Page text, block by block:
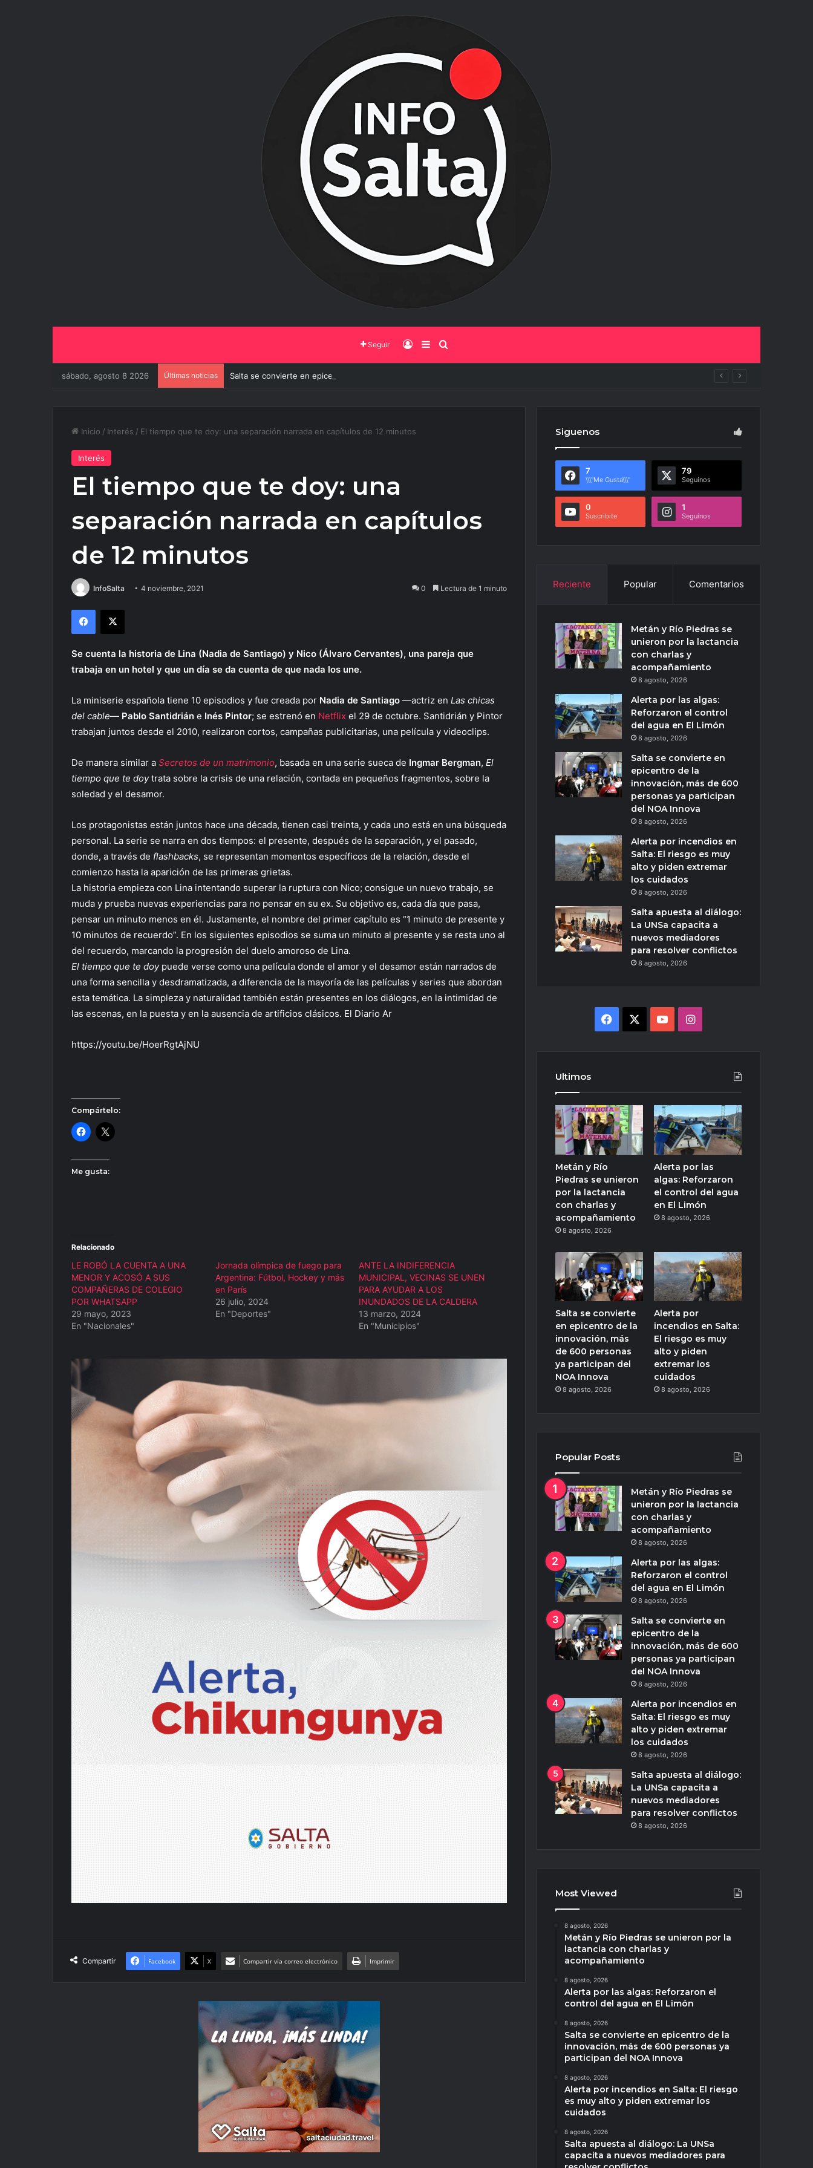
Seguir Iniciar Sesión
Barra Lateral
sábado, agosto 8 2026 Últimas noticias Salta se convierte en epicentro de la innovación, más de 600 personas ya participan del NOA Innova
Inicio / Interés / El tiempo que te doy: una separación narrada en capítulos de 12 minutos
Interés
El tiempo que te doy: una
separación narrada en capítulos
de 12 minutos
InfoSalta 4 noviembre, 2021 0 Lectura de 1 minuto
Facebook
X
Se cuenta la historia de Lina (Nadia de Santiago) y Nico (Álvaro Cervantes), una pareja que
trabaja en un hotel y que un día se da cuenta de que nada los une.
La miniserie española tiene 10 episodios y fue creada por Nadia de Santiago —actriz en Las chicas
del cable— Pablo Santidrián e Inés Pintor; se estrenó en Netflix el 29 de octubre. Santidrián y Pintor
trabajan juntos desde el 2010, realizaron cortos, campañas publicitarias, una película y videoclips.
De manera similar a Secretos de un matrimonio, basada en una serie sueca de Ingmar Bergman, El
tiempo que te doytrata sobre la crisis de una relación, contada en pequeños fragmentos, sobre la
soledad y el desamor.
Los protagonistas están juntos hace una década, tienen casi treinta, y cada uno está en una búsqueda
personal. La serie se narra en dos tiempos: el presente, después de la separación, y el pasado,
donde, a través de flashbacks, se representan momentos específicos de la relación, desde el
comienzo hasta la aparición de las primeras grietas.
La historia empieza con Lina intentando superar la ruptura con Nico; consigue un nuevo trabajo, se
muda y prueba nuevas experiencias para no pensar en su ex. Su objetivo es, cada día que pasa,
pensar un minuto menos en él. Justamente, el nombre del primer capítulo es “1 minuto de presente y
10 minutos de recuerdo”. En los siguientes episodios se suma un minuto al presente y se resta uno al
del recuerdo, marcando la progresión del duelo amoroso de Lina.
El tiempo que te doy puede verse como una película donde el amor y el desamor están narrados de
una forma sencilla y desdramatizada, a diferencia de la mayoría de las películas y series que abordan
esta temática. La simpleza y naturalidad también están presentes en los diálogos, en la intimidad de
las escenas, en la puesta y en la ausencia de artificios clásicos. El Diario Ar
https://youtu.be/HoerRgtAjNU
Compártelo:
Me gusta:
Relacionado
LE ROBÓ LA CUENTA A UNA
MENOR Y ACOSÓ A SUS
COMPAÑERAS DE COLEGIO
POR WHATSAPP
29 mayo, 2023
En "Nacionales"
Jornada olímpica de fuego para
Argentina: Fútbol, Hockey y más
en París
26 julio, 2024
En "Deportes"
ANTE LA INDIFERENCIA
MUNICIPAL, VECINAS SE UNEN
PARA AYUDAR A LOS
INUNDADOS DE LA CALDERA
13 marzo, 2024
En "Municipios"
Compartir Facebook X Compartir vía correo electrónico Imprimir
Siguenos
7
\\\"Me Gusta\\\"
79
Seguínos
0
Suscribite
1
Seguínos
Reciente Popular Comentarios
Metán y Río Piedras se
unieron por la lactancia
con charlas y
acompañamiento
8 agosto, 2026
Alerta por las algas:
Reforzaron el control
del agua en El Limón
8 agosto, 2026
Salta se convierte en
epicentro de la
innovación, más de 600
personas ya participan
del NOA Innova
8 agosto, 2026
Alerta por incendios en
Salta: El riesgo es muy
alto y piden extremar
los cuidados
8 agosto, 2026
Salta apuesta al diálogo:
La UNSa capacita a
nuevos mediadores
para resolver conflictos
8 agosto, 2026
Facebook YouTubeInstagram
Ultimos
Metán y Río
Piedras se unieron
por la lactancia
con charlas y
acompañamiento
8 agosto, 2026
Alerta por las
algas: Reforzaron
el control del agua
en El Limón
8 agosto, 2026
Salta se convierte
en epicentro de la
innovación, más
de 600 personas
ya participan del
NOA Innova
8 agosto, 2026
Alerta por
incendios en Salta:
El riesgo es muy
alto y piden
extremar los
cuidados
8 agosto, 2026
Popular Posts
Metán y Río Piedras se
unieron por la lactancia
con charlas y
acompañamiento
8 agosto, 2026
Alerta por las algas:
Reforzaron el control
del agua en El Limón
8 agosto, 2026
Salta se convierte en
epicentro de la
innovación, más de 600
personas ya participan
del NOA Innova
8 agosto, 2026
Alerta por incendios en
Salta: El riesgo es muy
alto y piden extremar
los cuidados
8 agosto, 2026
Salta apuesta al diálogo:
La UNSa capacita a
nuevos mediadores
para resolver conflictos
8 agosto, 2026
Most Viewed
8 agosto, 2026
Metán y Río Piedras se unieron por la
lactancia con charlas y
acompañamiento
8 agosto, 2026
Alerta por las algas: Reforzaron el
control del agua en El Limón
8 agosto, 2026
Salta se convierte en epicentro de la
innovación, más de 600 personas ya
participan del NOA Innova
8 agosto, 2026
Alerta por incendios en Salta: El riesgo
es muy alto y piden extremar los
cuidados
8 agosto, 2026
Salta apuesta al diálogo: La UNSa
capacita a nuevos mediadores para